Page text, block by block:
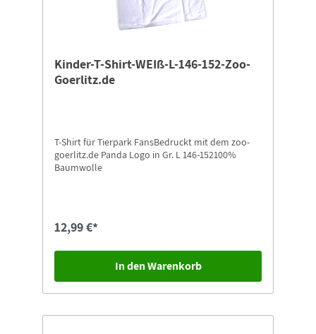
Kinder-T-Shirt-WEIß-L-146-152-Zoo-
Goerlitz.de
T-Shirt für Tierpark FansBedruckt mit dem zoo-
goerlitz.de Panda Logo in Gr. L 146-152100%
Baumwolle
12,99 €*
In den Warenkorb